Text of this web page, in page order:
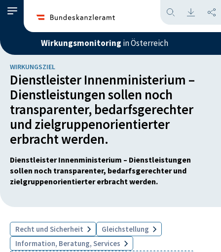
Wirkungsmonitoring in Österreich
WIRKUNGSZIEL
Dienstleister Innenministerium –
Dienstleistungen sollen noch
transparenter, bedarfsgerechter
und zielgruppenorientierter
erbracht werden.
Dienstleister Innenministerium – Dienstleistungen
sollen noch transparenter, bedarfsgerechter und
zielgruppenorientierter erbracht werden.
Recht und Sicherheit
Gleichstellung
Information, Beratung, Services